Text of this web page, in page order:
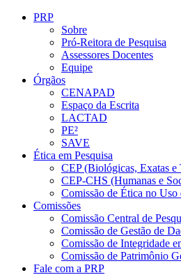
Conteúdo principal
PRP
Sobre
Pró-Reitora de Pesquisa
Assessores Docentes
Equipe
Órgãos
CENAPAD
Espaço da Escrita
LACTAD
PE²
SAVE
Ética em Pesquisa
CEP (Biológicas, Exatas e
CEP-CHS (Humanas e
Comissão de Ética no Uso
Comissões
Comissão Central de
Comissão de Gestão de
Comissão de Integridade
Comissão de Patrimônio
Fale com a PRP